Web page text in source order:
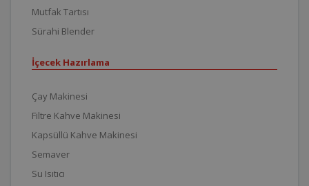
Mutfak Tartısı
Sürahi Blender
İçecek Hazırlama
Çay Makinesi
Filtre Kahve Makinesi
Kapsüllü Kahve Makinesi
Semaver
Su Isıtıcı